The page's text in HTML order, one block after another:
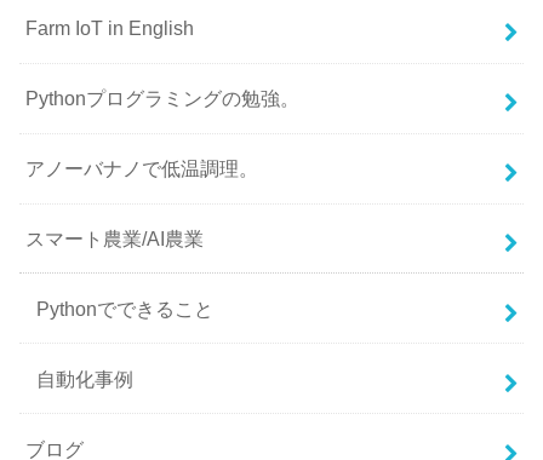
Farm IoT in English
Pythonプログラミングの勉強。
アノーバナノで低温調理。
スマート農業/AI農業
Pythonでできること
自動化事例
ブログ